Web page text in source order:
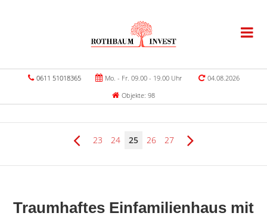
0611 51018365 Mo. - Fr. 09.00 - 19.00 Uhr
04.08.2026
Objekte: 98
23 24 25 26 27
Traumhaftes Einfamilienhaus mit